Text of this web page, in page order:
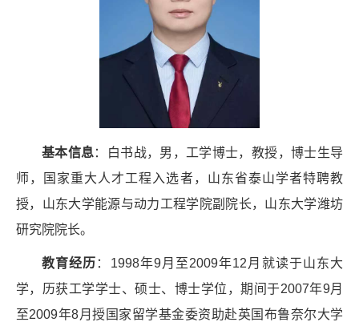
基本信息：白书战，男，工学博士，教授，博士生导
师，国家重大人才工程入选者，山东省泰山学者特聘教
授，山东大学能源与动力工程学院副院长，山东大学潍坊
研究院院长。
教育经历 ： 1998年9月至2009年12 月就读于山东大
学，历获工学学士、硕士、博士学位，期间于2007年9月
至2009年8月授国家留学基金委资助赴英国布鲁奈尔大学